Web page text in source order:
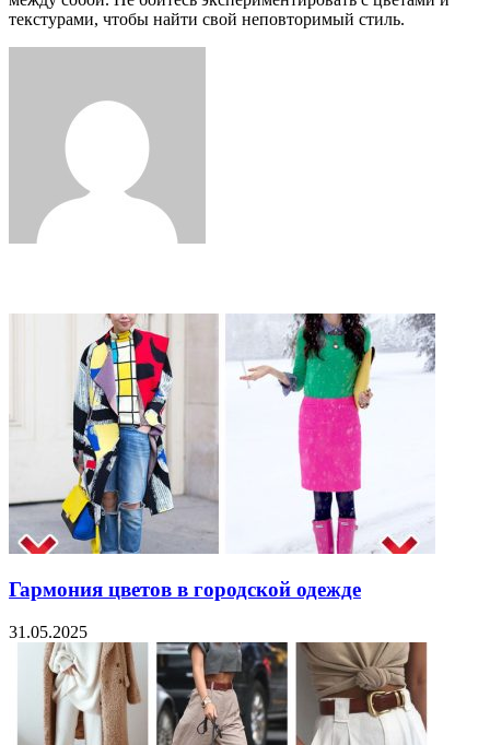
текстурами, чтобы найти свой неповторимый стиль.
Гармония цветов в городской одежде
31.05.2025